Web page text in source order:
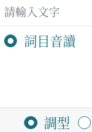
詞目音讀
調型